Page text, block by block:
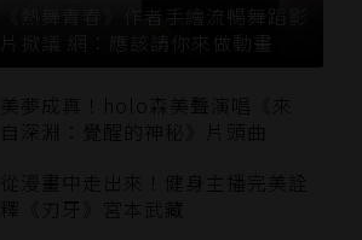
《熱舞青春》作者手繪流暢舞蹈影
片掀議 網：應該請你來做動畫
美夢成真！holo森美聲演唱《來
自深淵：覺醒的神秘》片頭曲
從漫畫中走出來！健身主播完美詮
釋《刃牙》宮本武藏